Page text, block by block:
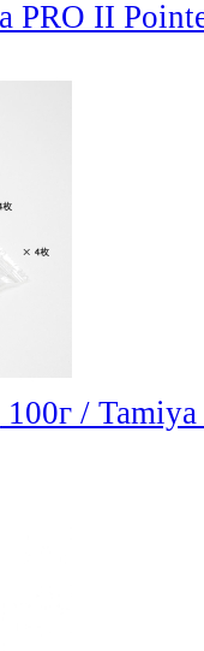
PRO II
100г /